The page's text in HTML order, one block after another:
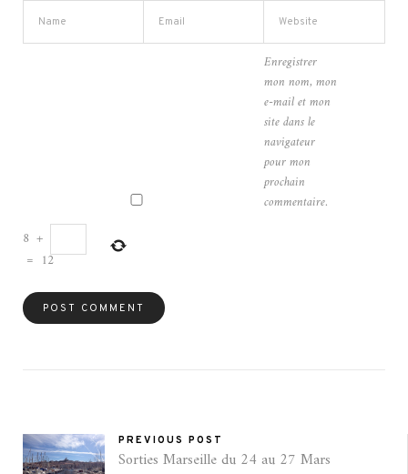
Enregistrer
mon nom, mon
e-mail et mon
site dans le
navigateur
pour mon
prochain
commentaire.
8 +
= 12
PREVIOUS POST
Sorties Marseille du 24 au 27 Mars